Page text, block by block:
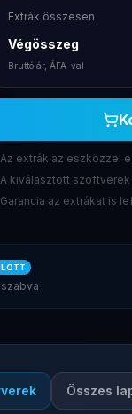
Extrák összesen
Végösszeg
Bruttó ár, ÁFA-val
Az extrák az eszközzel
A kiválasztott
Garancia az extrákat is
Összes